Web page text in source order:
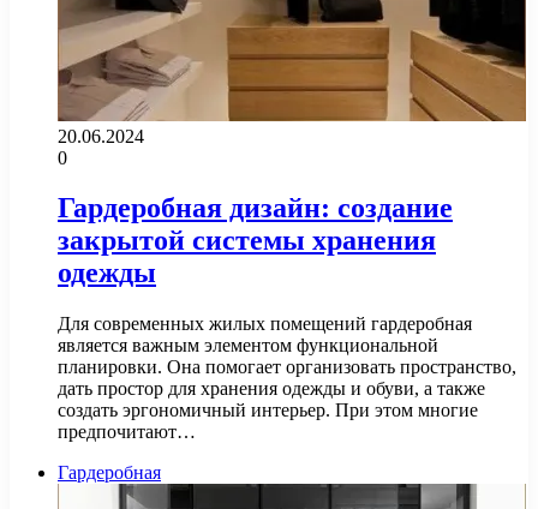
20.06.2024
0
Гардеробная дизайн: создание
закрытой системы хранения
одежды
Для современных жилых помещений гардеробная
является важным элементом функциональной
планировки. Она помогает организовать пространство,
дать простор для хранения одежды и обуви, а также
создать эргономичный интерьер. При этом многие
предпочитают…
Гардеробная